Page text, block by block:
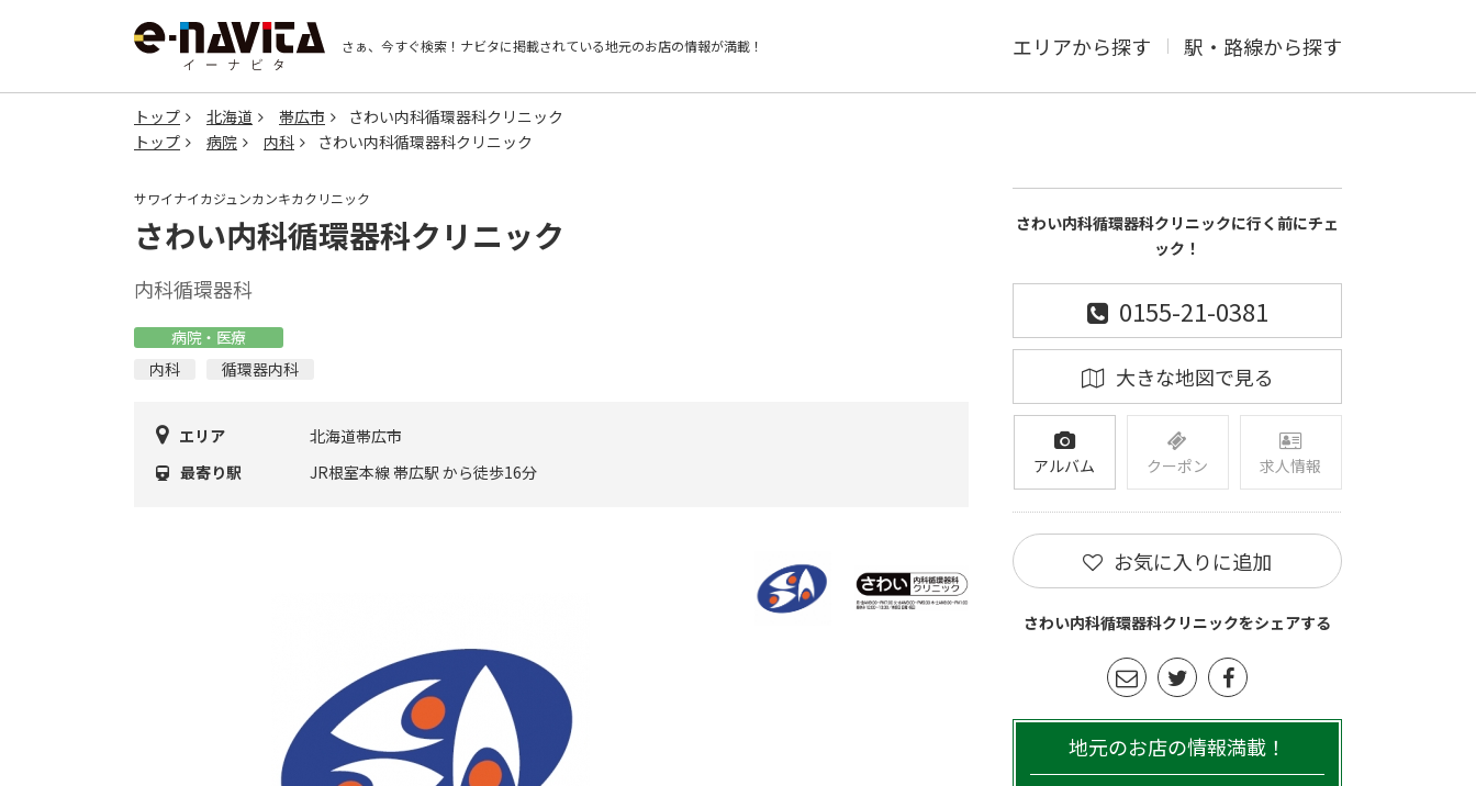
さぁ、今すぐ検索！ ナビタに掲載されている地元のお店の情報が満載！ エリアから探す 駅・路線から探す
トップ 北海道 帯広市
さわい内科循環器科クリニック
トップ
病院 内科 さわい内科循環器科クリニック
サワイナイカジュンカンキカクリニック
さわい内科循環器科クリニック
内科循環器科
病院・医療
内科
循環器内科
エリア
北海道帯広市
最寄り駅
JR根室本線 帯広駅 から徒歩16分
さわい内科循環器科クリニックに行く前にチェ
ック！
0155-21-0381
大きな地図で見る
アルバム クーポン 求人情報
お気に入りに追加
さわい内科循環器科クリニックをシェアする
地元のお店の情報満載！